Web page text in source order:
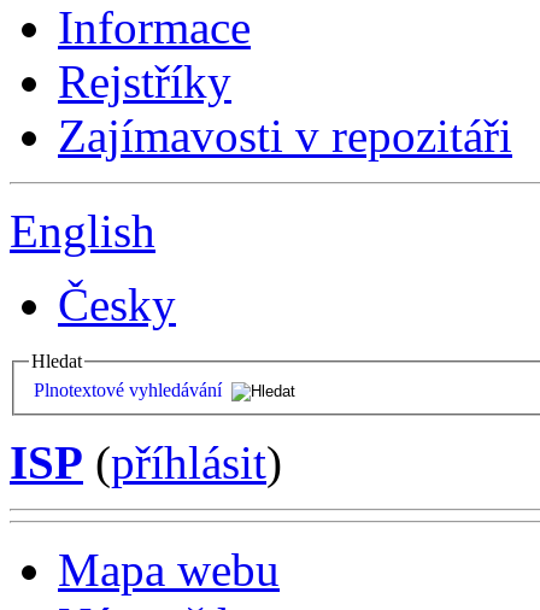
Informace
Rejstříky
Zajímavosti v repozitáři
English
Česky
Hledat
Plnotextové vyhledávání
ISP (příhlásit)
Mapa webu